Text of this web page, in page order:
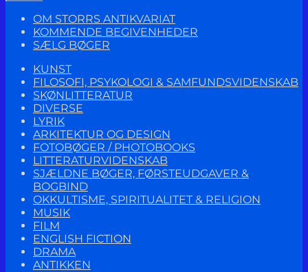
OM STORRS ANTIKVARIAT
KOMMENDE BEGIVENHEDER
SÆLG BØGER
KUNST
FILOSOFI, PSYKOLOGI & SAMFUNDSVIDENSKAB
SKØNLITTERATUR
DIVERSE
LYRIK
ARKITEKTUR OG DESIGN
FOTOBØGER / PHOTOBOOKS
LITTERATURVIDENSKAB
SJÆLDNE BØGER, FØRSTEUDGAVER &
BOGBIND
OKKULTISME, SPIRITUALITET & RELIGION
MUSIK
FILM
ENGLISH FICTION
DRAMA
ANTIKKEN